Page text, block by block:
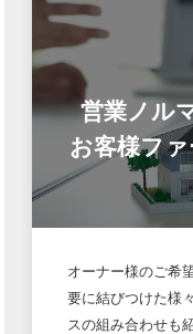
営業ノル
お客様フ
オーナー様のご希
要に結びつけた様
スの組み合わせも